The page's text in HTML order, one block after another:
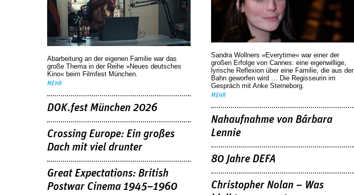
Abarbeitung an der eigenen Familie war das
große Thema in der Reihe »Neues deutsches
Kino« beim Filmfest München.
MEHR
DOK.fest München 2026
Crossing Europe: Ein großes
Dach mit viel drunter
Great Expectations: British
Postwar Cinema 1945–1960
Sandra Wollners »Everytime« war einer der
großen Erfolge von Cannes: eine eigenwillige,
lyrische Reflexion über eine ­Familie, die aus der
Bahn geworfen wird … Die Regisseurin im
Gespräch mit Anke Sterneborg.
MEHR
Nahaufnahme von Bárbara
Lennie
80 Jahre DEFA
Christopher Nolan – Was